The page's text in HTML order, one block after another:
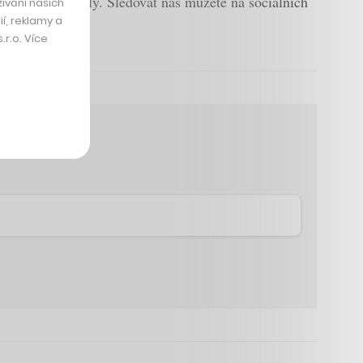
reklamy a
Více